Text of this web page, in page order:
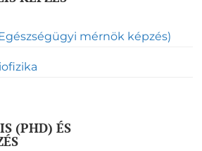
mérnök képzés)
(PHD) ÉS